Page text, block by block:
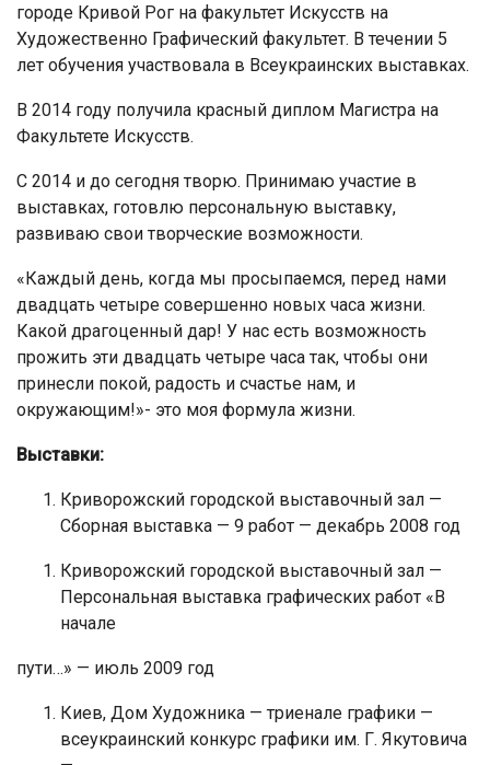
городе Кривой Рог на факультет Искусств на
Художественно Графический факультет. В течении 5
лет обучения участвовала в Всеукраинских выставках.
В 2014 году получила красный диплом Магистра на
Факультете Искусств.
С 2014 и до сегодня творю. Принимаю участие в
выставках, готовлю персональную выставку,
развиваю свои творческие возможности.
«Каждый день, когда мы просыпаемся, перед нами
двадцать четыре совершенно новых часа жизни.
Какой драгоценный дар! У нас есть возможность
прожить эти двадцать четыре часа так, чтобы они
принесли покой, радость и счастье нам, и
окружающим!»- это моя формула жизни.
Выставки:
Криворожский городской выставочный зал —
Сборная выставка — 9 работ — декабрь 2008 год
Криворожский городской выставочный зал —
Персональная выставка графических работ «В
начале
пути…» — июль 2009 год
Киев, Дом Художника — триенале графики —
всеукраинский конкурс графики им. Г. Якутовича